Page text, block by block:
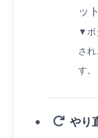
ッ
▼ボ
さ
す。
やり